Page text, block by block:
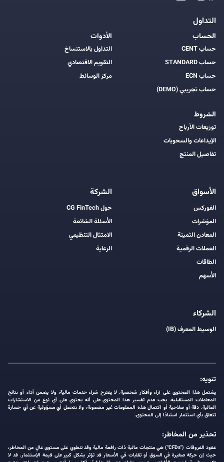
التداول
الحساب
حساب CENT
حساب STANDARD
حساب ECN
حساب تجريبي (DEMO)
الشروط
توزيعات الأرباح
الإيداعات والسحوبات
تفاصيل المنتج
الأدوات
التداول بالاستنساخ
التقويم الاقتصادي
مركز الوسائط
الأسواق
الفوركس
المؤشرات
المعادن الثمينة
العملات الرقمية
الطاقات
الأسهم
الشركة
حول CG FinTech
الأسئلة الشائعة
الامتثال التنظيمي
الرعاية
الشركاء
الوسيط المعرف (IB)
تنويه:
يشتمل هذا المحتوى على آراء وأفكار شخصية. لا يقترح شراء خدمات مالية، ولا يضمن أداء أو نتائج
المعاملات المستقبلية. يجب عدم تفسير هذا المحتوى على أنه يحتوي على أي نوع من الاستشارات
المالية. دقة أو صلاحية أو اكتمال هذه المعلومات غير مضمونة، ولا تتحمل أي مسؤولية عن أي خسارة
تتعلق بأي استثمار استنادًا إلى المحتوى.
تحذير من المخاطر:
عقود الفروقات ("CFDs") هي منتجات مالية ذات رافعة مالية وقد تنطوي على مستوى عالٍ من المخاطر،
حيث إن حركة صغيرة في السوق أو تقلبات في الأسعار قد تؤثر بشكل كبير على قيمة الإستثمار. قد لا